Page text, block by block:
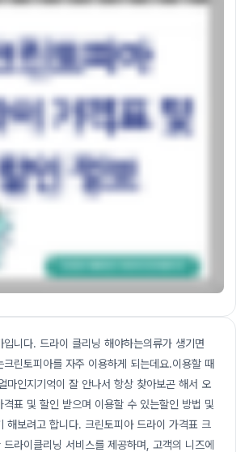
입니다. 드라이 클리닝 해야하는의류가 생기면
린토피아를 자주 이용하게 되는데요.이용할 때
마인지기억이 잘 안나서 항상 찾아보곤 해서 오
격표 및 할인 받으며 이용할 수 있는할인 방법 및
해보려고 합니다. 크린토피아 드라이 가격표 크
라이클리닝 서비스를 제공하며, 고객의 니즈에